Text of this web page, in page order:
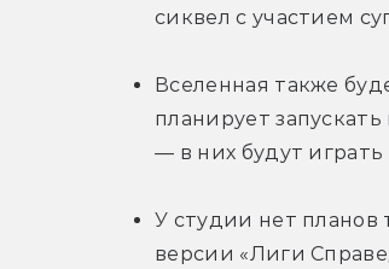
сиквел с участием
Вселенная также
планирует
— в них будут
У студии нет
версии «Лиги